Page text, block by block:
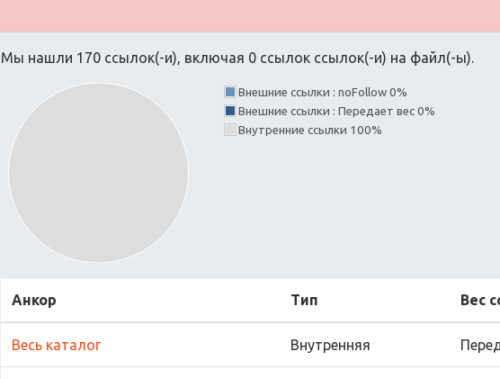
Мы нашли 170 ссылок(-и), включая 0 ссылок ссылок(-и) на файл(-ы).
Внешние ссылки : noFollow 0%
Внешние ссылки : Передает вес 0%
Внутренние ссылки 100%
Анкор Тип Вес
Весь каталог Внутренняя